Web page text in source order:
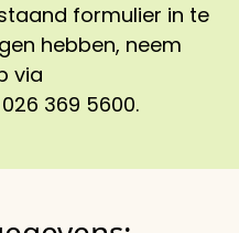
formulier in te
hebben, neem
via
369 5600.